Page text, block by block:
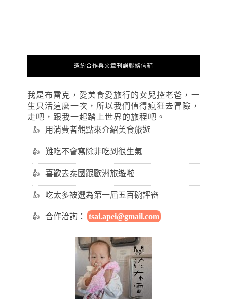
邀約合作與文章刊誤聯絡信箱
我是布雷克，愛美食愛旅行的女兒控老爸，一
生只活這麼一次，所以我們值得瘋狂去冒險，
走吧，跟我一起踏上世界的旅程吧。
用消費者觀點來介紹美食旅遊
難吃不會寫除非吃到很生氣
喜歡去泰國跟歐洲旅遊啦
吃太多被選為第一屆五百碗評審
合作洽詢： tsai.apei@gmail.com